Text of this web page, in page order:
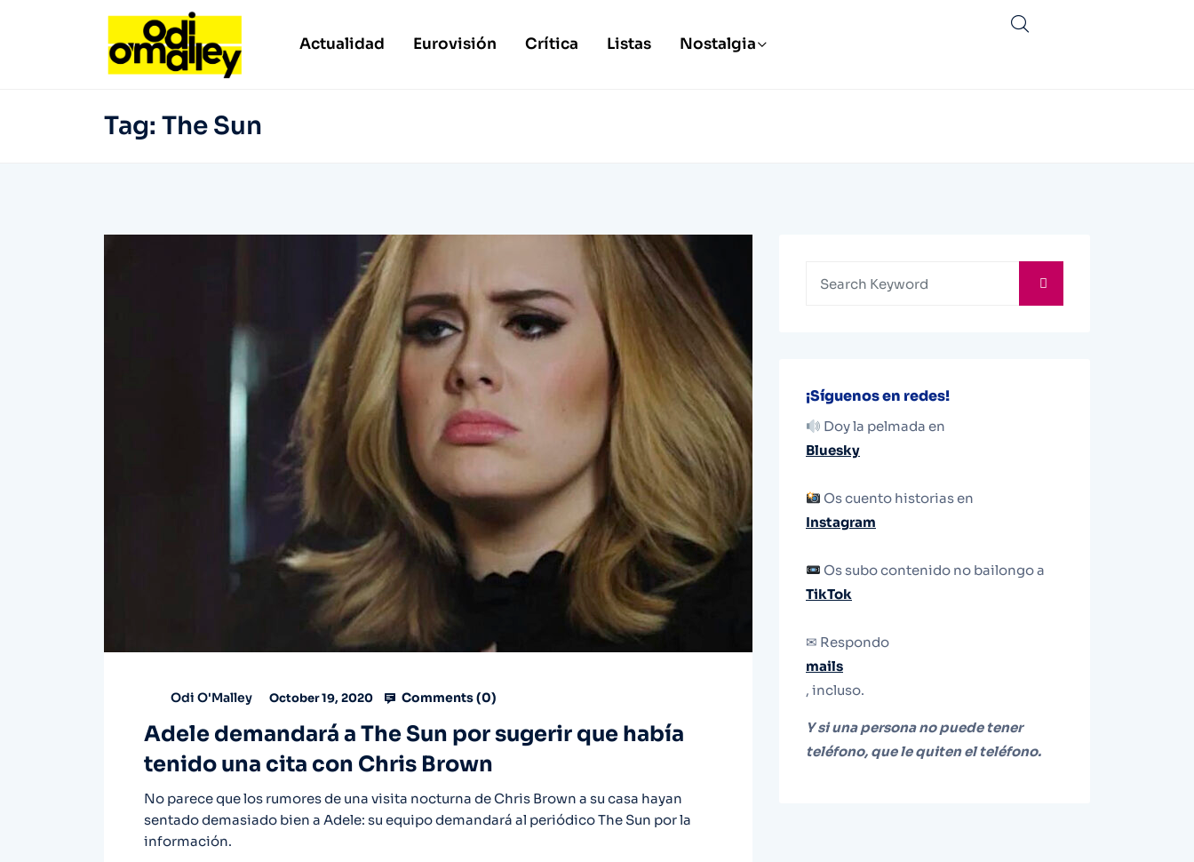
Actualidad Eurovisión Crítica Listas Nostalgia
Tag: The Sun
Odi O'Malley October 19, 2020 Comments (0)
Adele demandará a The Sun por sugerir que había
tenido una cita con Chris Brown
No parece que los rumores de una visita nocturna de Chris Brown a su casa hayan
sentado demasiado bien a Adele: su equipo demandará al periódico The Sun por la
información.
¡Síguenos en redes!
Doy la pelmada en
Bluesky
Os cuento historias en
Instagram
Os subo contenido no bailongo a
TikTok
✉ Respondo
mails
, incluso.
Y si una persona no puede tener
teléfono, que le quiten el teléfono.